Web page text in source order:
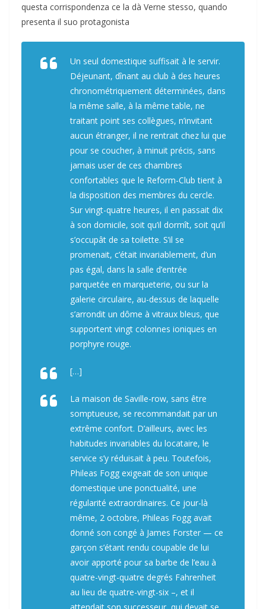
questa corrispondenza ce la dà Verne stesso, quando
presenta il suo protagonista
Un seul domestique suffisait à le servir.
Déjeunant, dînant au club à des heures
chronométriquement déterminées, dans
la même salle, à la même table, ne
traitant point ses collègues, n’invitant
aucun étranger, il ne rentrait chez lui que
pour se coucher, à minuit précis, sans
jamais user de ces chambres
confortables que le Reform-Club tient à
la disposition des membres du cercle.
Sur vingt-quatre heures, il en passait dix
à son domicile, soit qu’il dormît, soit qu’il
s’occupât de sa toilette. S’il se
promenait, c’était invariablement, d’un
pas égal, dans la salle d’entrée
parquetée en marqueterie, ou sur la
galerie circulaire, au-dessus de laquelle
s’arrondit un dôme à vitraux bleus, que
supportent vingt colonnes ioniques en
porphyre rouge.
[…]
La maison de Saville-row, sans être
somptueuse, se recommandait par un
extrême confort. D’ailleurs, avec les
habitudes invariables du locataire, le
service s’y réduisait à peu. Toutefois,
Phileas Fogg exigeait de son unique
domestique une ponctualité, une
régularité extraordinaires. Ce jour-là
même, 2 octobre, Phileas Fogg avait
donné son congé à James Forster — ce
garçon s’étant rendu coupable de lui
avoir apporté pour sa barbe de l’eau à
quatre-vingt-quatre degrés Fahrenheit
au lieu de quatre-vingt-six –, et il